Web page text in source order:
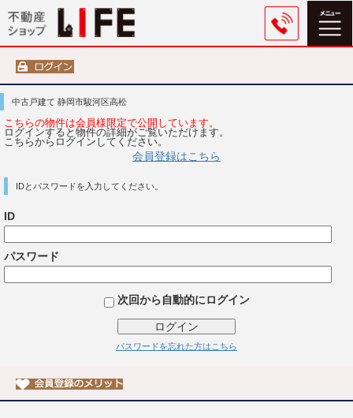
中古戸建て 静岡市駿河区高松
こちらの物件は会員様限定で公開しています。
ログインすると物件の詳細がご覧いただけます。
こちらからログインしてください。
会員登録はこちら
IDとパスワードを入力してください。
ID
パスワード
次回から自動的にログイン
ログイン
パスワードを忘れた方はこちら